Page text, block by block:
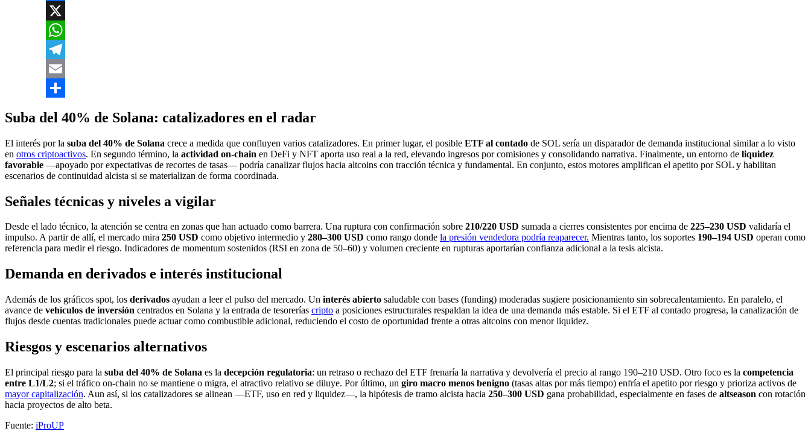
Facebook
X
WhatsApp
Telegram
Email
Suba del 40% de Solana: catalizadores en el radar
El interés por la suba del 40% de Solana crece a medida que confluyen varios catalizadores. En primer lugar, el posible ETF al contado de SOL sería un disparador de demanda institucional similar a lo visto
en otros criptoactivos. En segundo término, la actividad on-chain en DeFi y NFT aporta uso real a la red, elevando ingresos por comisiones y consolidando narrativa. Finalmente, un entorno de liquidez
favorable —apoyado por expectativas de recortes de tasas— podría canalizar flujos hacia altcoins con tracción técnica y fundamental. En conjunto, estos motores amplifican el apetito por SOL y habilitan
escenarios de continuidad alcista si se materializan de forma coordinada.
Señales técnicas y niveles a vigilar
Desde el lado técnico, la atención se centra en zonas que han actuado como barrera. Una ruptura con confirmación sobre 210/220 USD sumada a cierres consistentes por encima de 225–230 USD validaría el
impulso. A partir de allí, el mercado mira 250 USD como objetivo intermedio y 280–300 USD como rango donde la presión vendedora podría reaparecer. Mientras tanto, los soportes 190–194 USD operan como
referencia para medir el riesgo. Indicadores de momentum sostenidos (RSI en zona de 50–60) y volumen creciente en rupturas aportarían confianza adicional a la tesis alcista.
Demanda en derivados e interés institucional
Además de los gráficos spot, los derivados ayudan a leer el pulso del mercado. Un interés abierto saludable con bases (funding) moderadas sugiere posicionamiento sin sobrecalentamiento. En paralelo, el
avance de vehículos de inversión centrados en Solana y la entrada de tesorerías cripto a posiciones estructurales respaldan la idea de una demanda más estable. Si el ETF al contado progresa, la canalización de
flujos desde cuentas tradicionales puede actuar como combustible adicional, reduciendo el costo de oportunidad frente a otras altcoins con menor liquidez.
Riesgos y escenarios alternativos
El principal riesgo para la suba del 40% de Solana es la decepción regulatoria: un retraso o rechazo del ETF frenaría la narrativa y devolvería el precio al rango 190–210 USD. Otro foco es la competencia
entre L1/L2; si el tráfico on-chain no se mantiene o migra, el atractivo relativo se diluye. Por último, un giro macro menos benigno (tasas altas por más tiempo) enfría el apetito por riesgo y prioriza activos de
mayor capitalización. Aun así, si los catalizadores se alinean —ETF, uso en red y liquidez—, la hipótesis de tramo alcista hacia 250–300 USD gana probabilidad, especialmente en fases de altseason con rotación
hacia proyectos de alto beta.
Fuente: iProUP